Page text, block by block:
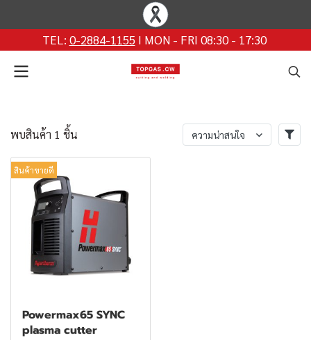
TEL: 0-2884-1155I MON - FRI 08:30 - 17:30
พบสินค้า 1 ชิ้น ความน่าสนใจ
สินค้าขายดี
Powermax65 SYNC
plasma cutter